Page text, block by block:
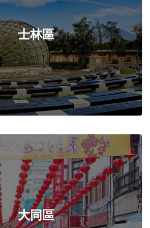
士林區
大同區